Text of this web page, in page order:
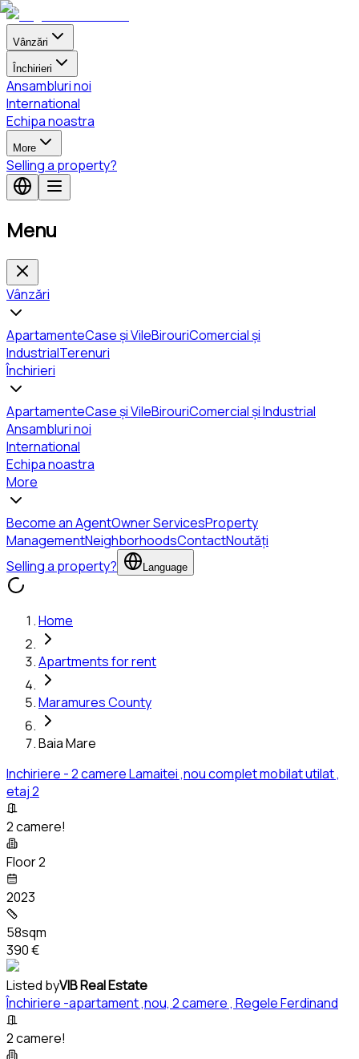
Vânzări
Închirieri
Ansambluri noi
International
Echipa noastra
More
Selling a property?
Menu
Vânzări
ApartamenteCase și VileBirouriComercial și
IndustrialTerenuri
Închirieri
ApartamenteCase și VileBirouriComercial și Industrial
Ansambluri noi
International
Echipa noastra
More
Become an AgentOwner ServicesProperty
ManagementNeighborhoodsContactNoutăți
Selling a property?
Language
Home
Apartments for rent
Maramures County
Baia Mare
Inchiriere - 2 camere Lamaitei ,nou complet mobilat utilat ,
etaj 2
2 camere!
Floor 2
2023
58sqm
390 €
Listed byVIB Real Estate
Închiriere -apartament ,nou, 2 camere , Regele Ferdinand
2 camere!